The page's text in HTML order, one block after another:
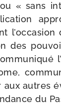
« sans
l’occasion
des
autres
du